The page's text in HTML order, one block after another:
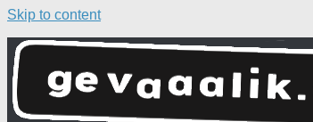
Skip to content